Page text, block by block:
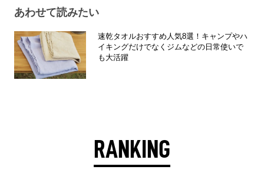
あわせて読みたい
速乾タオルおすすめ人気8選！キャンプやハ
イキングだけでなくジムなどの日常使いで
も大活躍
RANKING